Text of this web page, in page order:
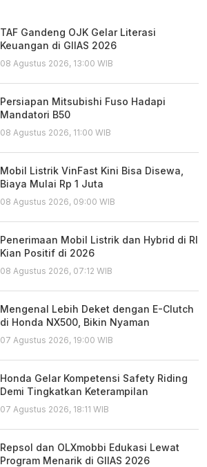
TAF Gandeng OJK Gelar Literasi
Keuangan di GIIAS 2026
08 Agustus 2026, 13:00 WIB
Persiapan Mitsubishi Fuso Hadapi
Mandatori B50
08 Agustus 2026, 11:00 WIB
Mobil Listrik VinFast Kini Bisa Disewa,
Biaya Mulai Rp 1 Juta
08 Agustus 2026, 09:00 WIB
Penerimaan Mobil Listrik dan Hybrid di RI
Kian Positif di 2026
08 Agustus 2026, 07:12 WIB
Mengenal Lebih Deket dengan E-Clutch
di Honda NX500, Bikin Nyaman
07 Agustus 2026, 19:00 WIB
Honda Gelar Kompetensi Safety Riding
Demi Tingkatkan Keterampilan
07 Agustus 2026, 18:11 WIB
Repsol dan OLXmobbi Edukasi Lewat
Program Menarik di GIIAS 2026